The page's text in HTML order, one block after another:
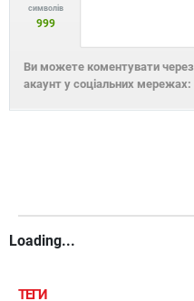
символів
999
Ви можете коментувати через
акаунт у соціальних мережах:
Loading...
ТЕГИ